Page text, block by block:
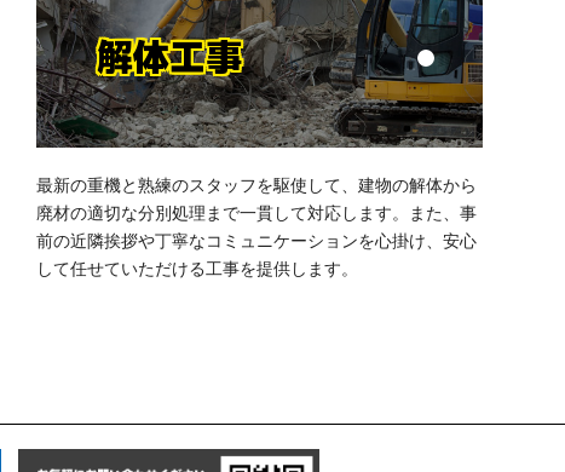
解体工事
最新の重機と熟練のスタッフを駆使して、建物の解体から
廃材の適切な分別処理まで一貫して対応します。また、事
前の近隣挨拶や丁寧なコミュニケーションを心掛け、安心
して任せていただける工事を提供します。